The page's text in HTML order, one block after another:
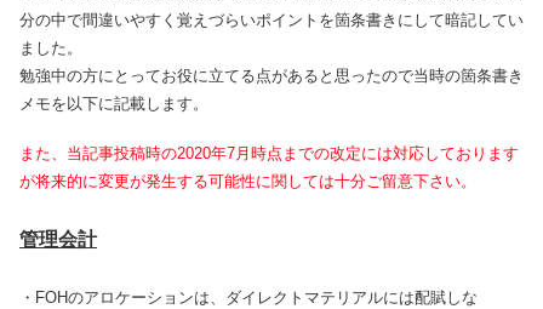
分の中で間違いやすく覚えづらいポイントを箇条書きにして暗記してい
ました。
勉強中の方にとってお役に立てる点があると思ったので当時の箇条書き
メモを以下に記載します。
また、当記事投稿時の2020年7月時点までの改定には対応しております
が将来的に変更が発生する可能性に関しては十分ご留意下さい。
管理会計
・FOHのアロケーションは、ダイレクトマテリアルには配賦しな